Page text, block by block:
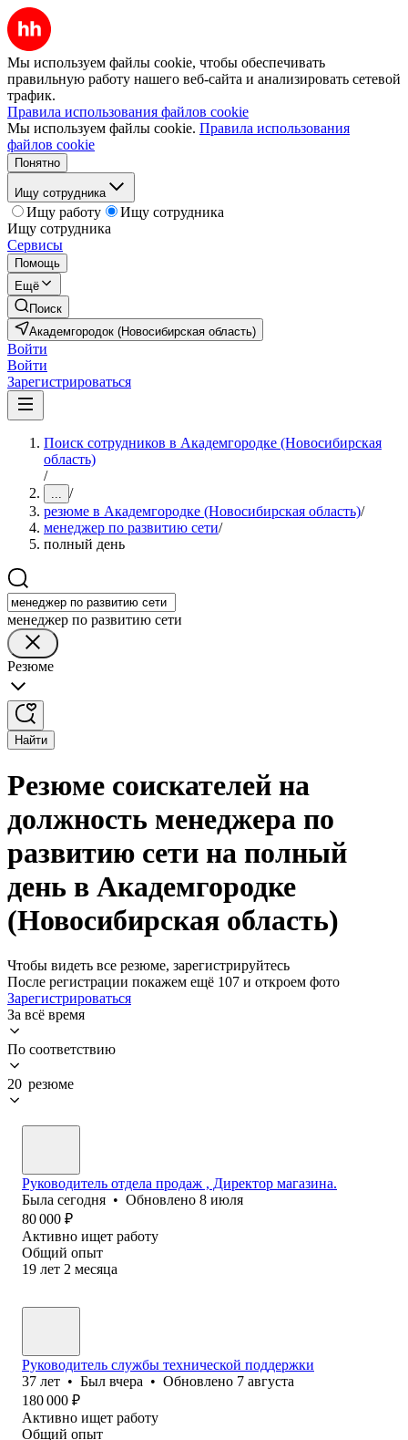
Мы используем файлы cookie, чтобы обеспечивать
правильную работу нашего веб-сайта и анализировать сетевой
трафик.
Правила использования файлов cookie
Мы используем файлы cookie. Правила использования
файлов cookie
Понятно
Ищу сотрудника
Ищу работу
Ищу сотрудника
Ищу сотрудника
Сервисы
Помощь
Ещё
Поиск
Академгородок (Новосибирская область)
Войти
Войти
Зарегистрироваться
Поиск сотрудников в Академгородке (Новосибирская
область)
/
... /
резюме в Академгородке (Новосибирская область)/
менеджер по развитию сети/
полный день
менеджер по развитию сети
Резюме
Найти
Резюме соискателей на
должность менеджера по
развитию сети на полный
день в Академгородке
(Новосибирская область)
Чтобы видеть все резюме, зарегистрируйтесь
После регистрации покажем ещё 107 и откроем фото
Зарегистрироваться
За всё время
По соответствию
20 резюме
Руководитель отдела продаж , Директор магазина.
Была сегодня • Обновлено 8 июля
80 000 ₽
Активно ищет работу
Общий опыт
19 лет 2 месяца
Руководитель службы технической поддержки
37 лет • Был вчера • Обновлено 7 августа
180 000 ₽
Активно ищет работу
Общий опыт